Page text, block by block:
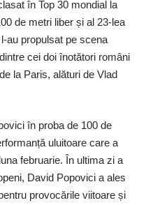
în Top 30 mondial la
de metri liber și al 23-lea
au propulsat pe scena
cei doi înotători români
la Paris, alături de Vlad
în proba de 100 de
uluitoare care a
februarie. În ultima zi a
David Popovici a ales
provocările viitoare și